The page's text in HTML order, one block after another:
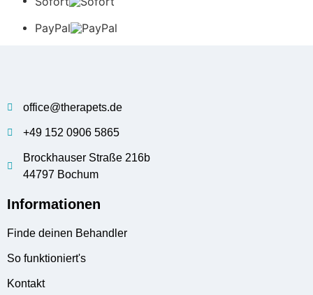
PayPal
office@therapets.de
+49 152 0906 5865
Brockhauser Straße 216b
44797 Bochum
Informationen
Finde deinen Behandler
So funktioniert's
Kontakt